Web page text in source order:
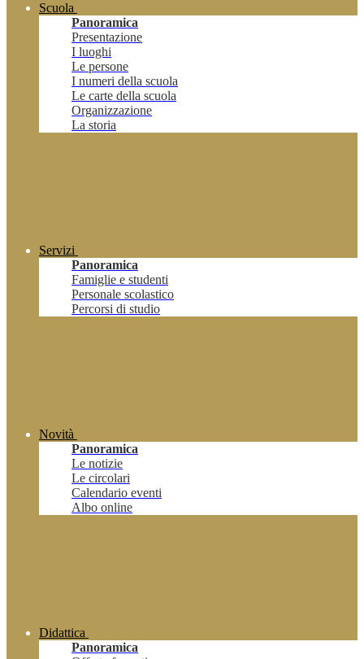
Scuola
Panoramica
Presentazione
I luoghi
Le persone
I numeri della scuola
Le carte della scuola
Organizzazione
La storia
Servizi
Panoramica
Famiglie e studenti
Personale scolastico
Percorsi di studio
Novità
Panoramica
Le notizie
Le circolari
Calendario eventi
Albo online
Didattica
Panoramica